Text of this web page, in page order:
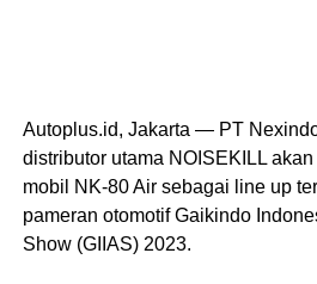
Autoplus.id, Jakarta — PT
distributor utama NOISEKILL
mobil NK-80 Air sebagai line up
pameran otomotif Gaikindo
Show (GIIAS) 2023.